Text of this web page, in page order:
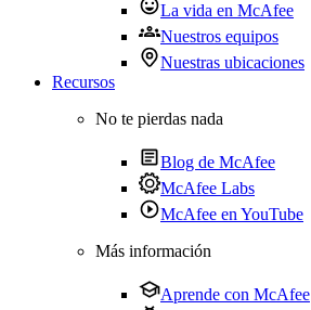
La vida en McAfee
Nuestros equipos
Nuestras ubicaciones
Recursos
No te pierdas nada
Blog de McAfee
McAfee Labs
McAfee en YouTube
Más información
Aprende con McAfee